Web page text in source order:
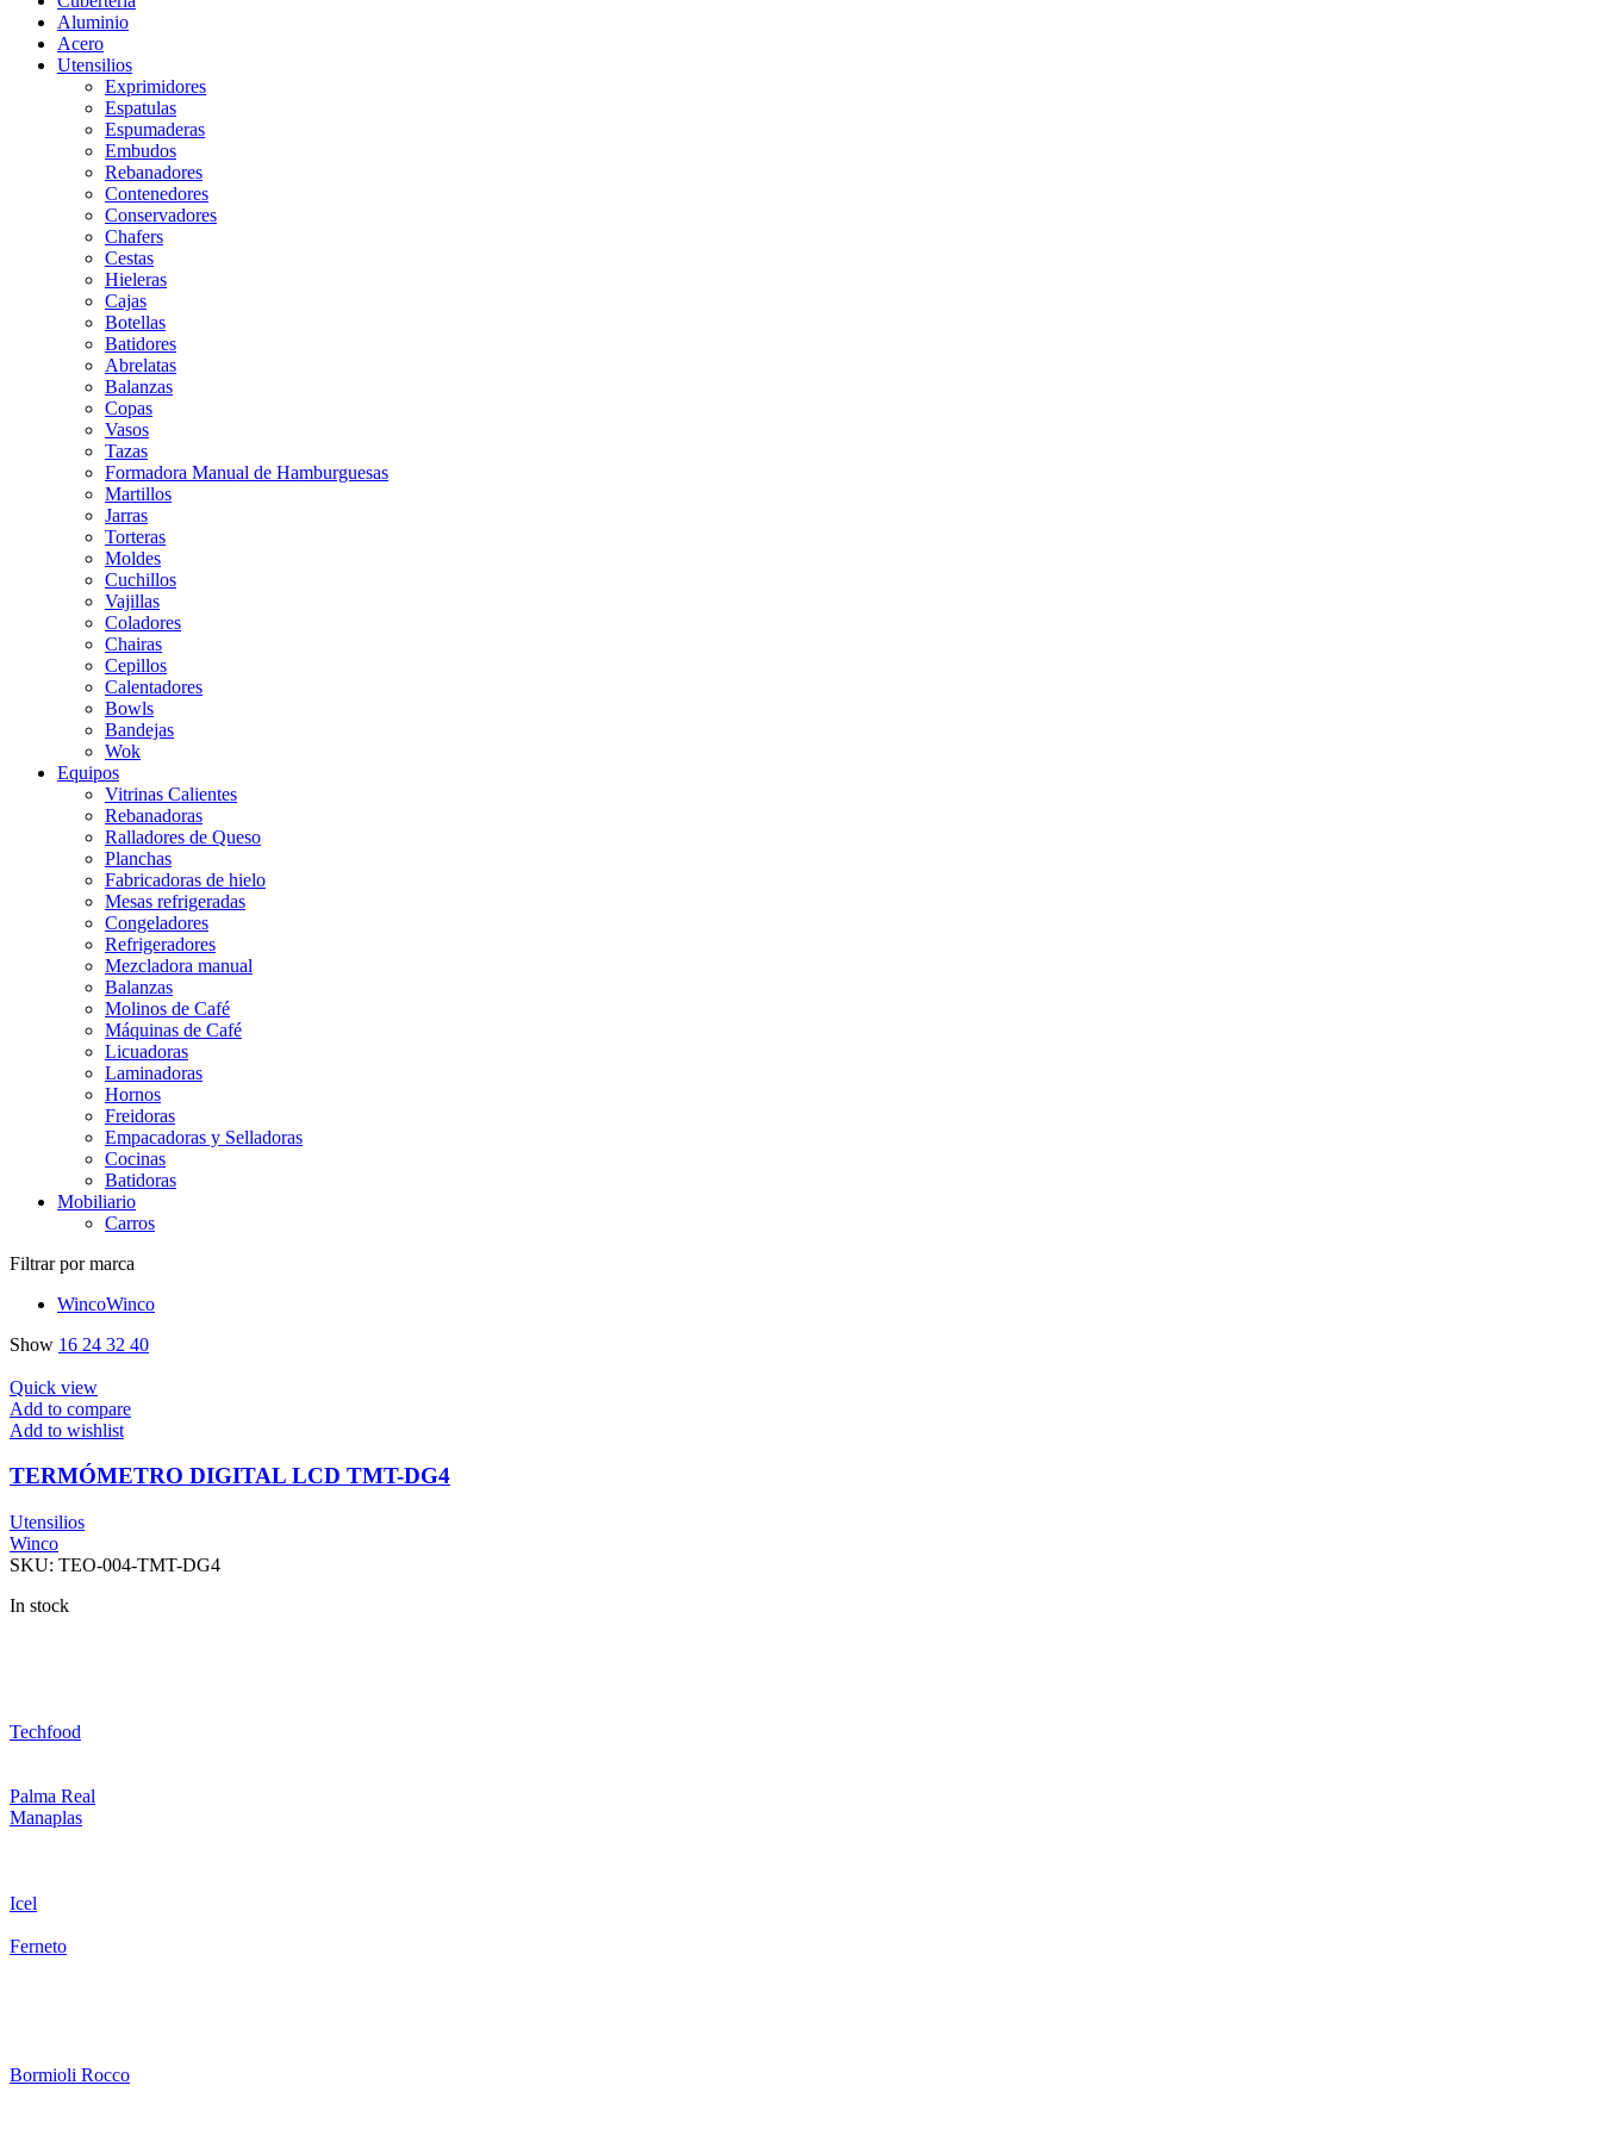
Aluminio
Acero
Utensilios
Exprimidores
Espatulas
Espumaderas
Embudos
Rebanadores
Contenedores
Conservadores
Chafers
Cestas
Hieleras
Cajas
Botellas
Batidores
Abrelatas
Balanzas
Copas
Vasos
Tazas
Formadora Manual de Hamburguesas
Martillos
Jarras
Torteras
Moldes
Cuchillos
Vajillas
Coladores
Chairas
Cepillos
Calentadores
Bowls
Bandejas
Wok
Equipos
Vitrinas Calientes
Rebanadoras
Ralladores de Queso
Planchas
Fabricadoras de hielo
Mesas refrigeradas
Congeladores
Refrigeradores
Mezcladora manual
Balanzas
Molinos de Café
Máquinas de Café
Licuadoras
Laminadoras
Hornos
Freidoras
Empacadoras y Selladoras
Cocinas
Batidoras
Mobiliario
Carros
Filtrar por marca
WincoWinco
Show 16 24 32 40
Quick view
Add to compare
Add to wishlist
TERMÓMETRO DIGITAL LCD TMT-DG4
Utensilios
Winco
SKU: TEO-004-TMT-DG4
In stock
Techfood
Palma Real
Manaplas
Icel
Ferneto
Bormioli Rocco